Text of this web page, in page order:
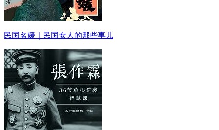
民国名媛｜民国女人的那些事儿